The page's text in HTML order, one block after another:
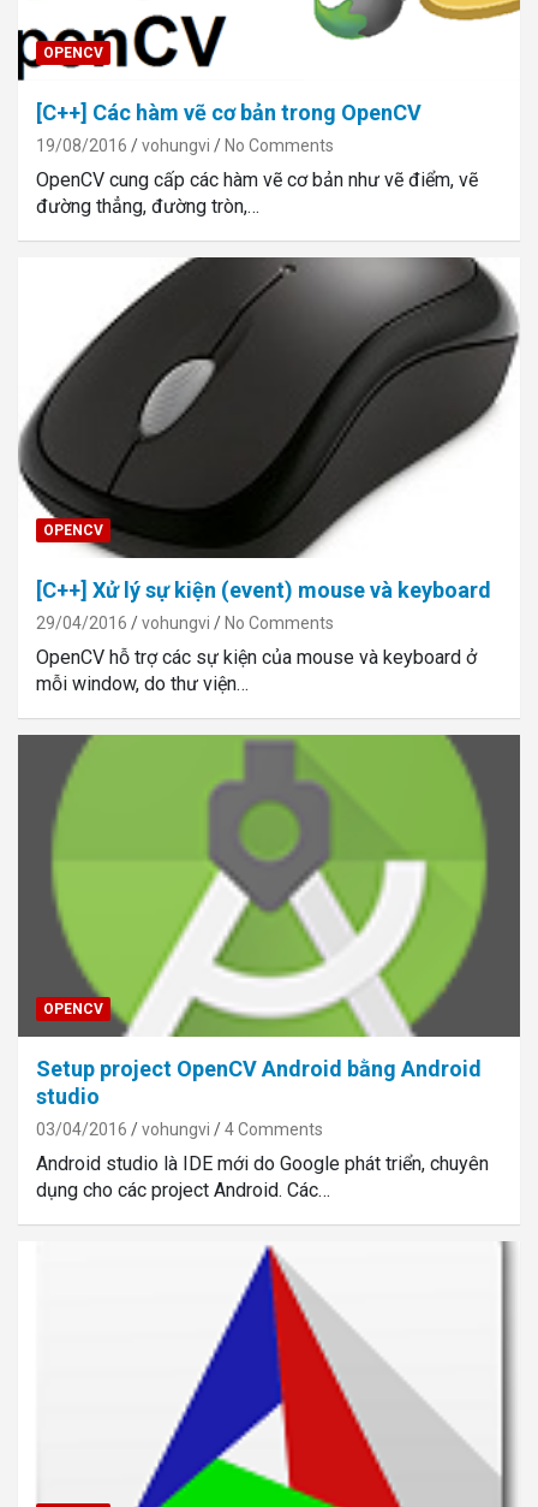
OPENCV
[C++] Các hàm vẽ cơ bản trong OpenCV
19/08/2016 vohungvi No Comments
OpenCV cung cấp các hàm vẽ cơ bản như vẽ điểm, vẽ
đường thẳng, đường tròn,…
OPENCV
[C++] Xử lý sự kiện (event) mouse và keyboard
29/04/2016 vohungvi No Comments
OpenCV hỗ trợ các sự kiện của mouse và keyboard ở
mỗi window, do thư viện…
OPENCV
Setup project OpenCV Android bằng Android
studio
03/04/2016 vohungvi 4 Comments
Android studio là IDE mới do Google phát triển, chuyên
dụng cho các project Android. Các…